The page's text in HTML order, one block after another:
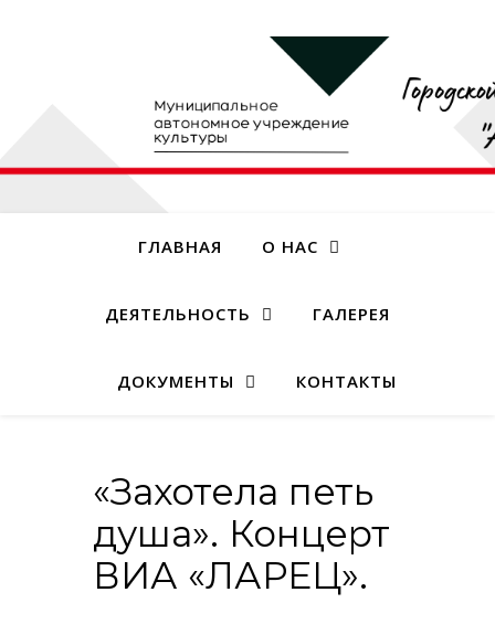
ГЛАВНАЯ О НАС
ДЕЯТЕЛЬНОСТЬ ГАЛЕРЕЯ
ДОКУМЕНТЫ КОНТАКТЫ
«Захотела петь
душа». Концерт
ВИА «ЛАРЕЦ».